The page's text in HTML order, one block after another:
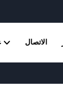
الاتصال